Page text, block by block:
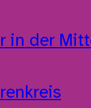
in der